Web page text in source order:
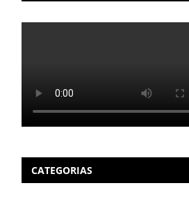
CATEGORIAS